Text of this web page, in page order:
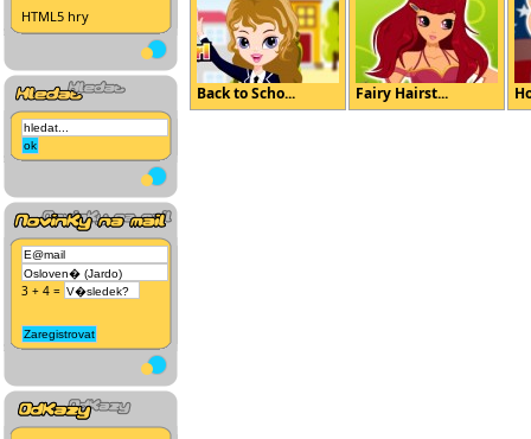
HTML5 hry
3 + 4 =
Back to Scho... Fairy Hairst...